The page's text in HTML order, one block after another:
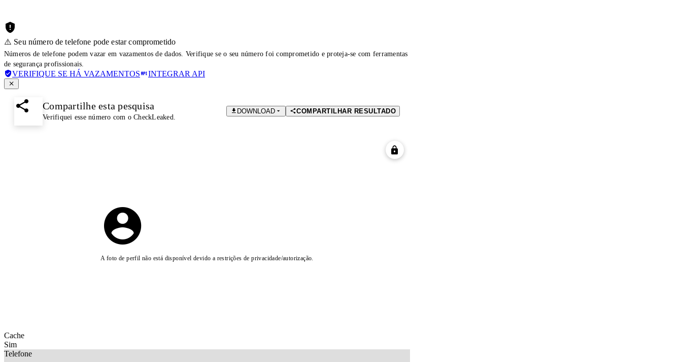
⚠️ Seu número de telefone pode estar comprometido
Números de telefone podem vazar em vazamentos de dados. Verifique se o seu número foi comprometido e proteja-se com ferramentas
de segurança profissionais.
VERIFIQUE SE HÁ VAZAMENTOS INTEGRAR API
Compartilhe esta pesquisa
Verifiquei esse número com o CheckLeaked.
DOWNLOAD COMPARTILHAR RESULTADO
A foto de perfil não está disponível devido a restrições de privacidade/autorização.
Cache
Sim
Telefone